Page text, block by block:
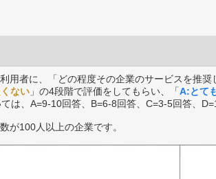
用者に、「どの程度その企業のサービスを推奨
ない 」の4段階で評価をしてもらい、「A:とて
は、A=9-10回答、B=6-8回答、C=3-5回答、
が100人以上の企業です。